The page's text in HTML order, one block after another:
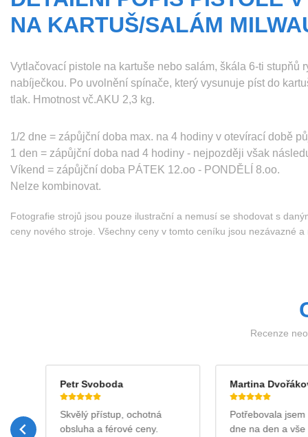
NA KARTUŠ/SALÁM
Vytlačovací pistole na kartuše nebo salám, škála 6-ti stupňů
nabíječkou. Po uvolnění spínače, který vysunuje píst do
tlak. Hmotnost vč.AKU 2,3 kg.
1/2 dne = zápůjční doba max. na 4 hodiny v otevírací době
1 den = zápůjční doba nad 4 hodiny - nejpozději však
Víkend = zápůjční doba PÁTEK 12.oo - PONDĚLÍ 8.oo.
Nelze kombinovat.
Fotografie strojů jsou pouze ilustrační a nemusí se shodovat s
ceny nového stroje. Všechny ceny v tomto ceníku jsou nezávazné
Recenze
Petr Svoboda
Skvělý přístup, ochotná
obsluha a férové ceny.
Martina
Potřebovala
dne na den a vše